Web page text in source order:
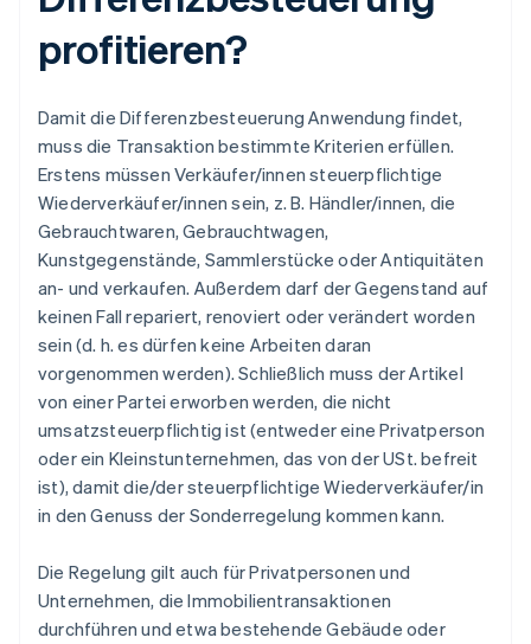
profitieren?
Damit die Differenzbesteuerung Anwendung findet,
muss die Transaktion bestimmte Kriterien erfüllen.
Erstens müssen Verkäufer/innen steuerpflichtige
Wiederverkäufer/innen sein, z. B. Händler/innen, die
Gebrauchtwaren, Gebrauchtwagen,
Kunstgegenstände, Sammlerstücke oder Antiquitäten
an- und verkaufen. Außerdem darf der Gegenstand auf
keinen Fall repariert, renoviert oder verändert worden
sein (d. h. es dürfen keine Arbeiten daran
vorgenommen werden). Schließlich muss der Artikel
von einer Partei erworben werden, die nicht
umsatzsteuerpflichtig ist (entweder eine Privatperson
oder ein Kleinstunternehmen, das von der USt. befreit
ist), damit die/der steuerpflichtige Wiederverkäufer/in
in den Genuss der Sonderregelung kommen kann.
Die Regelung gilt auch für Privatpersonen und
Unternehmen, die Immobilientransaktionen
durchführen und etwa bestehende Gebäude oder